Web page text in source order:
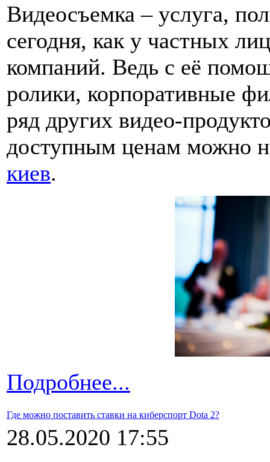
Видеосъемка – услуга,
сегодня, как у частных
компаний. Ведь с её
ролики, корпоративные
ряд других видео-
доступным ценам можно
киев.
Подробнее...
Где можно поставить ставки на киберспорт Dota 2?
28.05.2020 17:55